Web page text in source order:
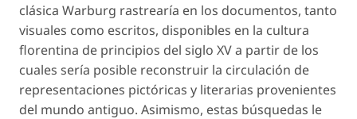
clásica Warburg rastrearía en los documentos, tanto
visuales como escritos, disponibles en la cultura
florentina de principios del siglo XV a partir de los
cuales sería posible reconstruir la circulación de
representaciones pictóricas y literarias provenientes
del mundo antiguo. Asimismo, estas búsquedas le